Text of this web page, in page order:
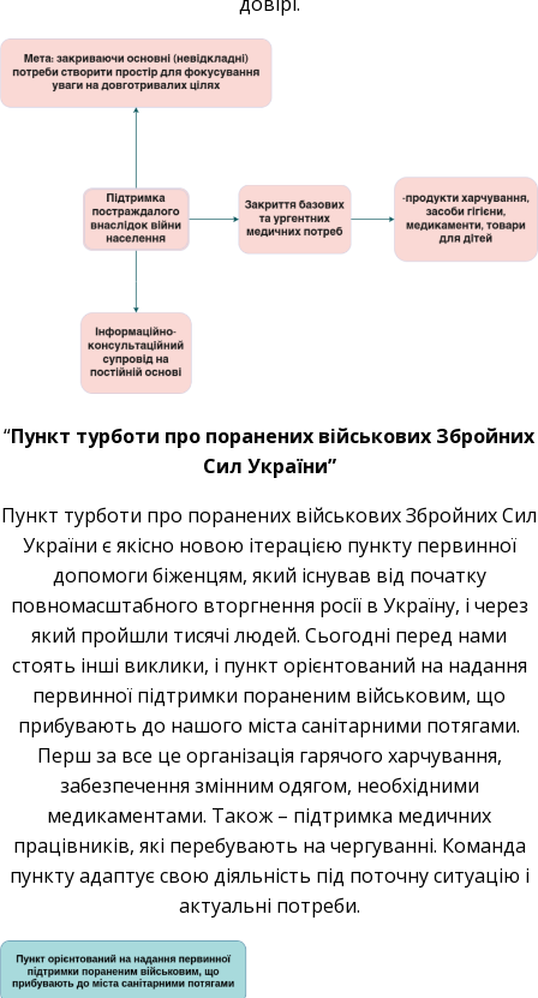
“Пункт турботи про поранених військових Збройних
Сил України”
Пункт турботи про поранених військових Збройних Сил
України є якісно новою ітерацією пункту первинної
допомоги біженцям, який існував від початку
повномасштабного вторгнення росії в Україну, і через
який пройшли тисячі людей. Сьогодні перед нами
стоять інші виклики, і пункт орієнтований на надання
первинної підтримки пораненим військовим, що
прибувають до нашого міста санітарними потягами.
Перш за все це організація гарячого харчування,
забезпечення змінним одягом, необхідними
медикаментами. Також – підтримка медичних
працівників, які перебувають на чергуванні. Команда
пункту адаптує свою діяльність під поточну ситуацію і
актуальні потреби.